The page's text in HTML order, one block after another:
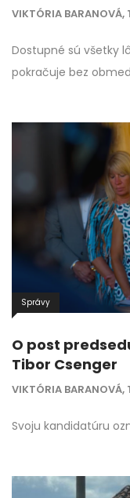
VIKTÓRIA BARANOVÁ,
Dostupné sú všetky
pokračuje bez
Správy
O post
Tibor Csenger
VIKTÓRIA BARANOVÁ,
Svoju kandidatúru